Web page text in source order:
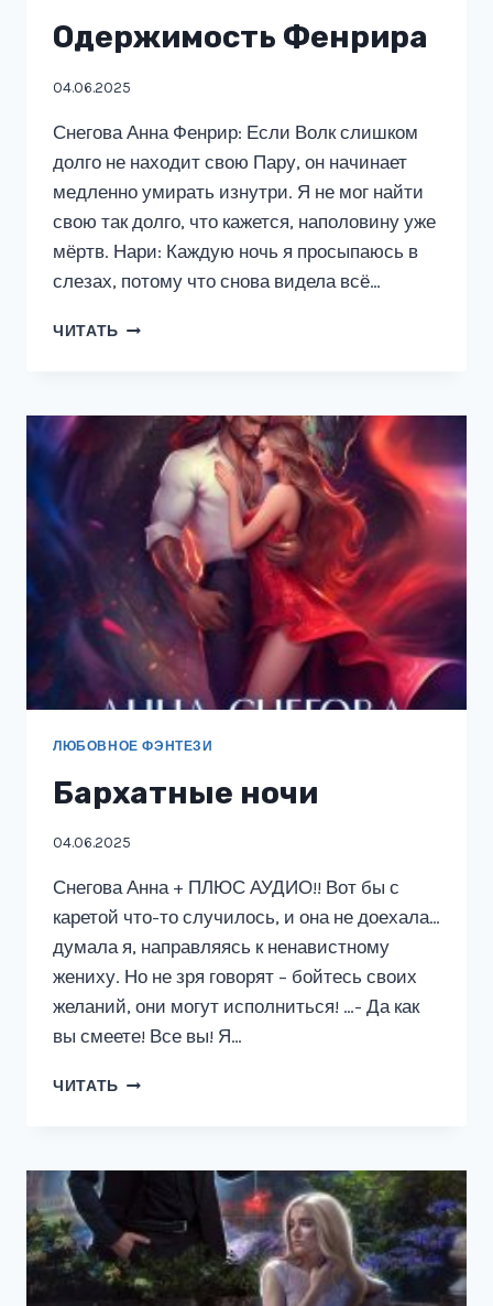
Одержимость Фенрира
04.06.2025
Снегова Анна Фенрир: Если Волк слишком
долго не находит свою Пару, он начинает
медленно умирать изнутри. Я не мог найти
свою так долго, что кажется, наполовину уже
мёртв. Нари: Каждую ночь я просыпаюсь в
слезах, потому что снова видела всё…
ЧИТАТЬ ОДЕРЖИМОСТЬ
ЛЮБОВНОЕ ФЭНТЕЗИ
Бархатные ночи
04.06.2025
Снегова Анна + ПЛЮС АУДИО!! Вот бы с
каретой что-то случилось, и она не доехала…
думала я, направляясь к ненавистному
жениху. Но не зря говорят – бойтесь своих
желаний, они могут исполниться! …- Да как
вы смеете! Все вы! Я…
ЧИТАТЬ БАРХАТНЫЕ